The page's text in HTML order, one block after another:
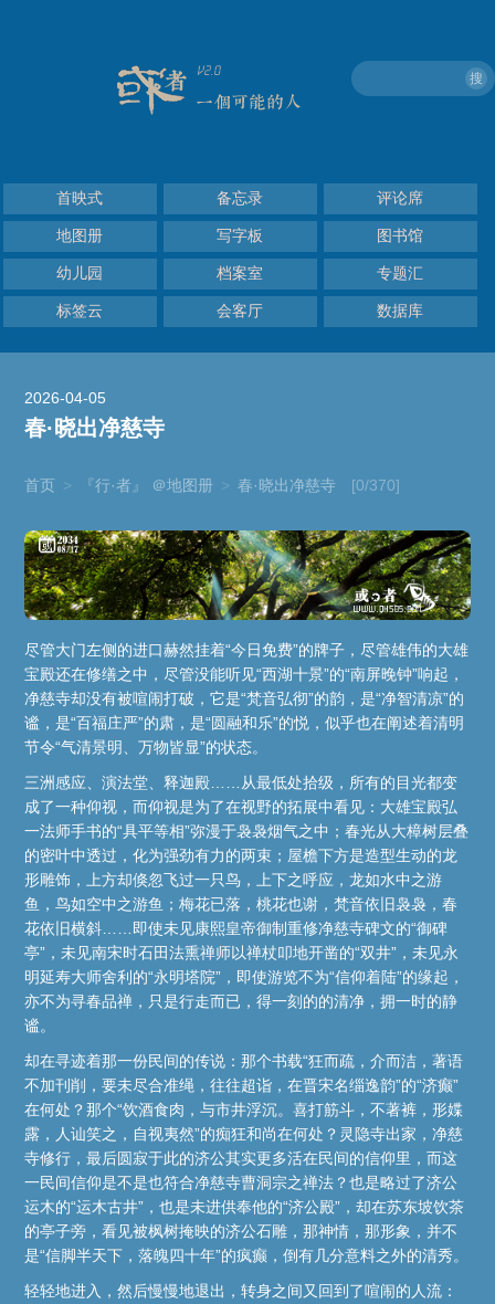
搜
首映式 备忘录 评论席
地图册 写字板 图书馆
幼儿园 档案室 专题汇
标签云 会客厅 数据库
2026-04-05
春·晓出净慈寺
首页 > 『行·者』 ＠地图册 > 春·晓出净慈寺 [0/370]
尽管大门左侧的进口赫然挂着“今日免费”的牌子，尽管雄伟的大雄
宝殿还在修缮之中，尽管没能听见“西湖十景”的“南屏晚钟”响起，
净慈寺却没有被喧闹打破，它是“梵音弘彻”的韵，是“净智清凉”的
谧，是“百福庄严”的肃，是“圆融和乐”的悦，似乎也在阐述着清明
节令“气清景明、万物皆显”的状态。
三洲感应、演法堂、释迦殿……从最低处拾级，所有的目光都变
成了一种仰视，而仰视是为了在视野的拓展中看见：大雄宝殿弘
一法师手书的“具平等相”弥漫于袅袅烟气之中；春光从大樟树层叠
的密叶中透过，化为强劲有力的两束；屋檐下方是造型生动的龙
形雕饰，上方却倏忽飞过一只鸟，上下之呼应，龙如水中之游
鱼，鸟如空中之游鱼；梅花已落，桃花也谢，梵音依旧袅袅，春
花依旧横斜……即使未见康熙皇帝御制重修净慈寺碑文的“御碑
亭”，未见南宋时石田法熏禅师以禅杖叩地开凿的“双井”，未见永
明延寿大师舍利的“永明塔院”，即使游览不为“信仰着陆”的缘起，
亦不为寻春品禅，只是行走而已，得一刻的的清净，拥一时的静
谧。
却在寻迹着那一份民间的传说：那个书载“狂而疏，介而洁，著语
不加刊削，要未尽合准绳，往往超诣，在晋宋名缁逸韵”的“济癫”
在何处？那个“饮酒食肉，与市井浮沉。喜打筋斗，不著裤，形媟
露，人讪笑之，自视夷然”的痴狂和尚在何处？灵隐寺出家，净慈
寺修行，最后圆寂于此的济公其实更多活在民间的信仰里，而这
一民间信仰是不是也符合净慈寺曹洞宗之禅法？也是略过了济公
运木的“运木古井”，也是未进供奉他的“济公殿”，却在苏东坡饮茶
的亭子旁，看见被枫树掩映的济公石雕，那神情，那形象，并不
是“信脚半天下，落魄四十年”的疯癫，倒有几分意料之外的清秀。
轻轻地进入，然后慢慢地退出，转身之间又回到了喧闹的人流：